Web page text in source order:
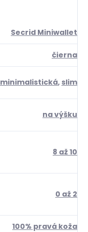
Secrid Miniwallet
čierna
minimalistická, slim
na výšku
8 až 10
0 až 2
100% pravá koža